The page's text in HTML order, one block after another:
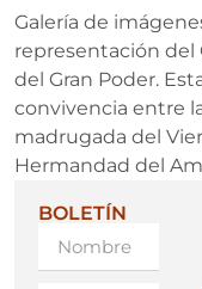
Galería de
representación del
del Gran Poder.
convivencia entre
madrugada del
Hermandad del
BOLETÍN